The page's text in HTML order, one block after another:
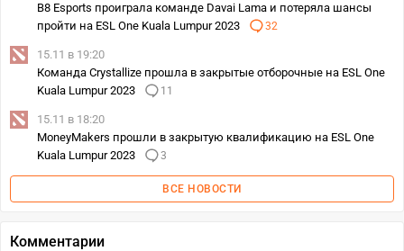
B8 Esports проиграла команде Davai Lama и потеряла шансы
пройти на ESL One Kuala Lumpur 2023
32
15.11 в 19:20
Команда Crystallize прошла в закрытые отборочные на ESL One
Kuala Lumpur 2023
11
15.11 в 18:20
MoneyMakers прошли в закрытую квалификацию на ESL One
Kuala Lumpur 2023
3
ВСЕ НОВОСТИ
Комментарии